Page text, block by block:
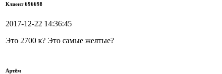
Клиент 696698
2017-12-22 14:36:45
Это 2700 к? Это самые желтые?
Артём